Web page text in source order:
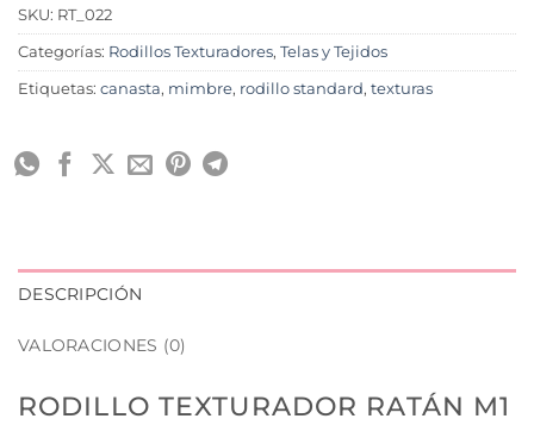
SKU: RT_022
Categorías: Rodillos Texturadores, Telas y Tejidos
Etiquetas: canasta, mimbre, rodillo standard, texturas
DESCRIPCIÓN
VALORACIONES (0)
RODILLO TEXTURADOR RATÁN M1